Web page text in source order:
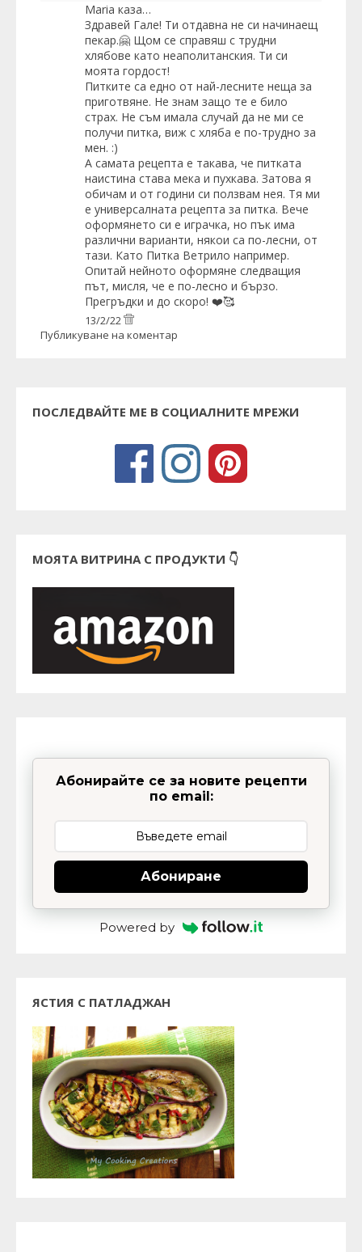
Maria каза…
Здравей Гале! Ти отдавна не си начинаещ
пекар.🤗 Щом се справяш с трудни
хлябове като неаполитанския. Ти си
моята гордост!
Питките са едно от най-лесните неща за
приготвяне. Не знам защо те е било
страх. Не съм имала случай да не ми се
получи питка, виж с хляба е по-трудно за
мен. :)
А самата рецепта е такава, че питката
наистина става мека и пухкава. Затова я
обичам и от години си ползвам нея. Тя ми
е универсалната рецепта за питка. Вече
оформянето си е играчка, но пък има
различни варианти, някои са по-лесни, от
тази. Като Питка Ветрило например.
Опитай нейното оформяне следващия
път, мисля, че е по-лесно и бързо.
Прегръдки и до скоро! ❤️🥰
13/2/22
Публикуване на коментар
ПОСЛЕДВАЙТЕ МЕ В СОЦИАЛНИТЕ МРЕЖИ
МОЯТА ВИТРИНА С ПРОДУКТИ 👇
Абонирайте се за новите рецепти
по email:
Абониране
Powered by
ЯСТИЯ С ПАТЛАДЖАН